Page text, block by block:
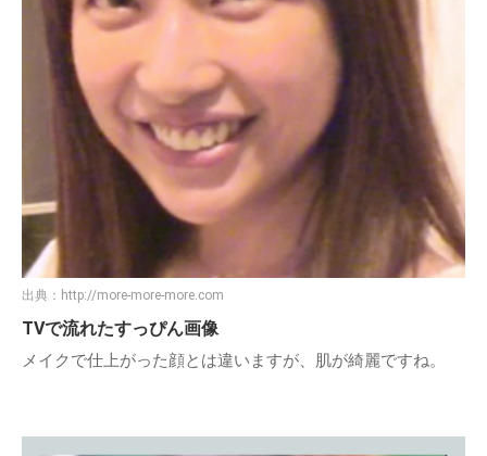
出典： http://more-more-more.com
TVで流れたすっぴん画像
メイクで仕上がった顔とは違いますが、肌が綺麗ですね。